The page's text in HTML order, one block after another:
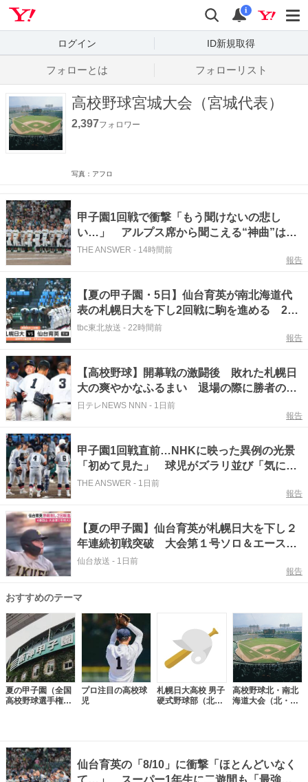
検索
通知
i
ログイン ID新規取得
フォローとは フォローリスト
高校野球宮城大会（宮城代表）
2,397フォロワー
写真：アフロ
甲子園1回戦で衝撃「もう聞けないの悲し
い…」 アルプス席から聞こえる“神曲”は
「耳に残る」
THE ANSWER - 14時間前
報告
【夏の甲子園・5日】仙台育英が南北海道代
表の札幌日大を下し2回戦に駒を進める 2回
戦は8月12日第2試合で埼玉代表の花咲徳栄と
tbc東北放送 - 22時間前
報告
【高校野球】開幕戦の激闘後 敗れた札幌日
大の爽やかなふるまい 退場の際に勝者の仙
台育英を拍手で送り出す
日テレNEWS NNN - 1日前
報告
甲子園1回戦直前…NHKに映った異例の光景
「初めて見た」 球児がズラリ並び「気にな
る」X話題
THE ANSWER - 1日前
報告
【夏の甲子園】仙台育英が札幌日大を下し２
年連続初戦突破 大会第１号ソロ＆エースの
締めで好発進
仙台放送 - 1日前
報告
おすすめのテーマ
夏の甲子園（全国
高校野球選手権大
プロ注目の高校球
児
札幌日大高校 男子
硬式野球部（北海
高校野球北・南北
海道大会（北・南
仙台育英の「8/10」に衝撃「ほとんどいなく
て…」 スーパー1年生に二遊間も「最強世